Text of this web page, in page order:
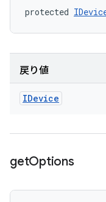
protected
戻り値
IDevice
getOptions